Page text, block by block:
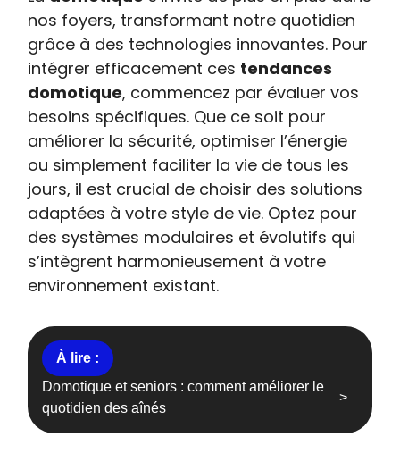
nos foyers, transformant notre quotidien
grâce à des technologies innovantes. Pour
intégrer efficacement ces tendances
domotique, commencez par évaluer vos
besoins spécifiques. Que ce soit pour
améliorer la sécurité, optimiser l’énergie
ou simplement faciliter la vie de tous les
jours, il est crucial de choisir des solutions
adaptées à votre style de vie. Optez pour
des systèmes modulaires et évolutifs qui
s’intègrent harmonieusement à votre
environnement existant.
Domotique et seniors : comment améliorer le
quotidien des aînés